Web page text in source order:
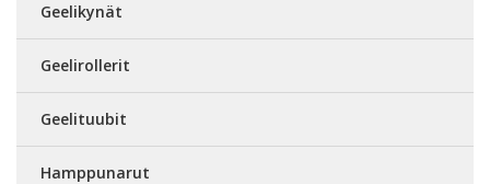
Geelikynät
Geelirollerit
Geelituubit
Hamppunarut